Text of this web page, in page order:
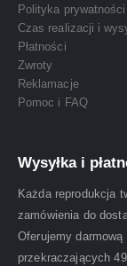
Polityka prywatności
Czas realizacji i
Płatności
Zwroty
Reklamacje
Pomoc i FAQ
Wysyłka i
Każda reprodukcja
zamówienia do
Oferujemy
przekraczających